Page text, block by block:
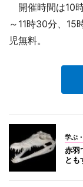
開催時間は10
～11時30分、15
児無料。
学ぶ
赤羽
とも